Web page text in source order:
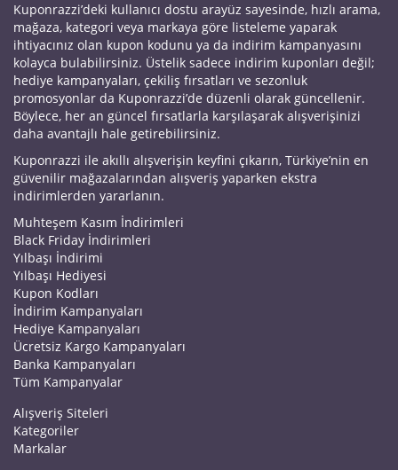
Kuponrazzi’deki kullanıcı dostu arayüz sayesinde, hızlı arama,
mağaza, kategori veya markaya göre listeleme yaparak
ihtiyacınız olan kupon kodunu ya da indirim kampanyasını
kolayca bulabilirsiniz. Üstelik sadece indirim kuponları değil;
hediye kampanyaları, çekiliş fırsatları ve sezonluk
promosyonlar da Kuponrazzi’de düzenli olarak güncellenir.
Böylece, her an güncel fırsatlarla karşılaşarak alışverişinizi
daha avantajlı hale getirebilirsiniz.
Kuponrazzi ile akıllı alışverişin keyfini çıkarın, Türkiye’nin en
güvenilir mağazalarından alışveriş yaparken ekstra
indirimlerden yararlanın.
Muhteşem Kasım İndirimleri
Black Friday İndirimleri
Yılbaşı İndirimi
Yılbaşı Hediyesi
Kupon Kodları
İndirim Kampanyaları
Hediye Kampanyaları
Ücretsiz Kargo Kampanyaları
Banka Kampanyaları
Tüm Kampanyalar
Alışveriş Siteleri
Kategoriler
Markalar